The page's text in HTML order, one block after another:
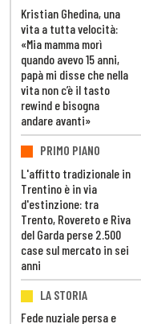
Kristian Ghedina, una
vita a tutta velocità:
«Mia mamma morì
quando avevo 15 anni,
papà mi disse che nella
vita non c’è il tasto
rewind e bisogna
andare avanti»
PRIMO PIANO
L'affitto tradizionale in
Trentino è in via
d'estinzione: tra
Trento, Rovereto e Riva
del Garda perse 2.500
case sul mercato in sei
anni
LA STORIA
Fede nuziale persa e